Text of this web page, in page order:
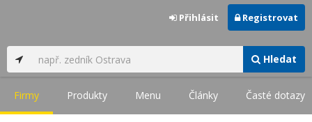
Hledat
Přihlásit Registrovat
Firmy Produkty Menu Články Časté dotazy